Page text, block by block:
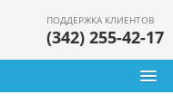
ПОДДЕРЖКА КЛИЕНТОВ
(342) 255-42-17